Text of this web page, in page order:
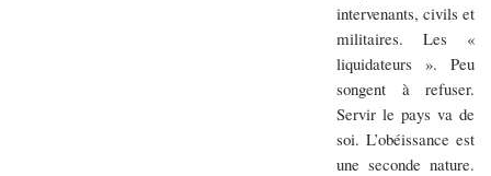
intervenants, civils et
militaires. Les «
liquidateurs ». Peu
songent à refuser.
Servir le pays va de
soi. L’obéissance est
une seconde nature.